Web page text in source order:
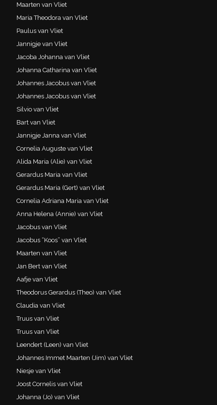
Maarten van Vliet
Maria Theodora van Vliet
Paulus van Vliet
Jannigje van Vliet
Jacoba Johanna van Vliet
Johanna Catharina van Vliet
Johannes Jacobus van Vliet
Johannes Jacobus van Vliet
Silvio van Vliet
Bart van Vliet
Jannigje Janna van Vliet
Cornelia Auguste van Vliet
Alida Maria (Alie) van Vliet
Gerardus Maria van Vliet
Gerardus Maria (Gert) van Vliet
Cornelia Adriana Maria van Vliet
Anna Helena (Annie) van Vliet
Jacobus van Vliet
Jacobus “Koos” van Vliet
Maarten van Vliet
Jan Bert van Vliet
Aafje van Vliet
Theodorus Gerardus (Theo) van Vliet
Claudia van Vliet
Truus van Vliet
Truus van Vliet
Leendert (Leen) van Vliet
Johannes Immet Maarten (Jim) van Vliet
Niesje van Vliet
Joost Cornelis van Vliet
Johanna (Jo) van Vliet